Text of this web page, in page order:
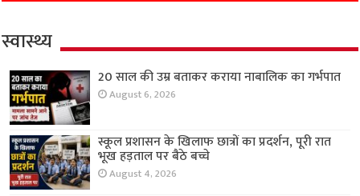
स्वास्थ्य
20 साल की उम्र बताकर कराया नाबालिक का गर्भपात
August 6, 2026
स्कूल प्रशासन के खिलाफ छात्रों का प्रदर्शन, पूरी रात
भूख हड़ताल पर बैठे बच्चे
August 4, 2026